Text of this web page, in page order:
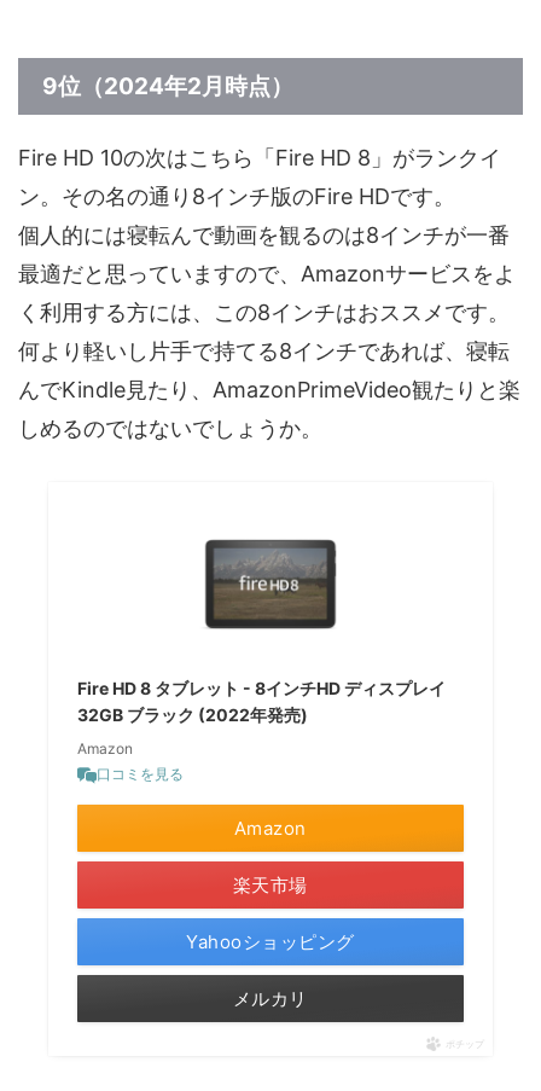
9位（2024年2月時点）
Fire HD 10の次はこちら「Fire HD 8」がランクイ
ン。その名の通り8インチ版のFire HDです。
個人的には寝転んで動画を観るのは8インチが一番
最適だと思っていますので、Amazonサービスをよ
く利用する方には、この8インチはおススメです。
何より軽いし片手で持てる8インチであれば、寝転
んでKindle見たり、AmazonPrimeVideo観たりと楽
しめるのではないでしょうか。
Fire HD 8 タブレット - 8インチHD ディスプレイ
32GB ブラック (2022年発売)
Amazon
口コミを見る
Amazon
楽天市場
Yahooショッピング
メルカリ
ポチップ